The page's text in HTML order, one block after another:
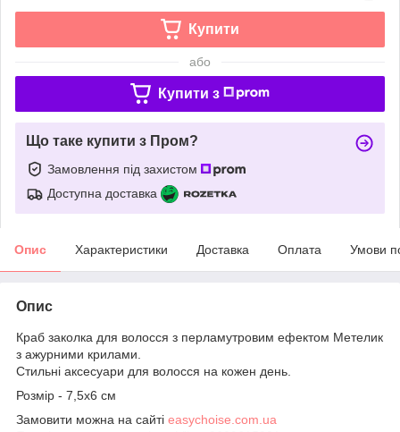
Купити
або
Купити з
Що таке купити з Пром?
Замовлення під захистом
Доступна доставка
Опис Характеристики Доставка Оплата Умови
Опис
Краб заколка для волосся з перламутровим ефектом Метелик
з ажурними крилами.
Стильні аксесуари для волосся на кожен день.
Розмір - 7,5х6 см
Замовити можна на сайті easychoise.сom.ua